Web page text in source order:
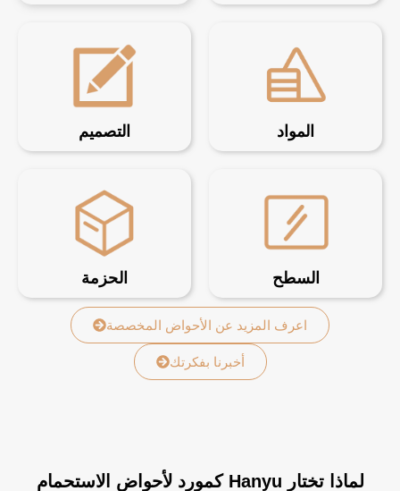
المواد التصميم
السطح الحزمة
اعرف المزيد عن الأحواض المخصصة
أخبرنا بفكرتك
لماذا تختار Hanyu كمورد لأحواض الاستحمام